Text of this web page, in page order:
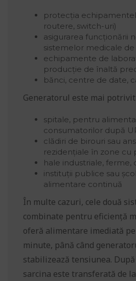
protecția
routere, switch-uri)
asigurarea funcționării
sistemelor medicale
echipamente de
producție de înaltă
bănci, centre de date,
Generatorul este mai
spitale, pentru
consumatorilor după
clădiri de birouri sau
rezidențiale în zone cu
hale industriale,
instituții publice sau
alimentare continuă
În multe cazuri, cele două
combinate pentru eficiență
oferă alimentare imediată
minute, până când
stabilizează tensiunea.
sarcina este transferată de